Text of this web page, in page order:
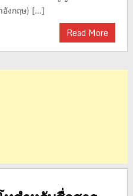
อังกฤษ) […]
Read More